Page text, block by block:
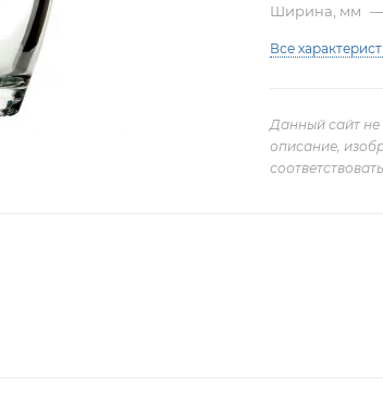
Ширина, мм —
Все
Данный сайт не
описание,